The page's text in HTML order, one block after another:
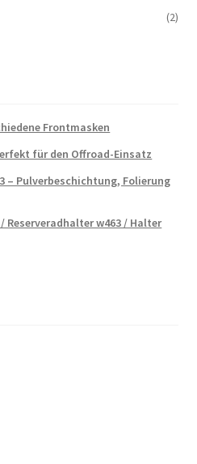
(2)
Frontmasken
für den Offroad-Einsatz
– Pulverbeschichtung, Folierung
Reserveradhalter w463 / Halter